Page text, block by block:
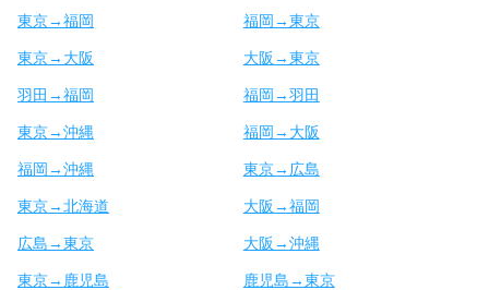
東京→福岡 福岡→東京
東京→大阪 大阪→東京
羽田→福岡 福岡→羽田
東京→沖縄 福岡→大阪
福岡→沖縄 東京→広島
東京→北海道 大阪→福岡
広島→東京 大阪→沖縄
東京→鹿児島 鹿児島→東京